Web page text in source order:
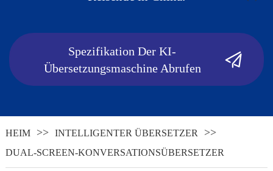
Spezifikation Der KI-
Übersetzungsmaschine Abrufen
HEIM
INTELLIGENTER ÜBERSETZER
DUAL-SCREEN-KONVERSATIONSÜBERSETZER